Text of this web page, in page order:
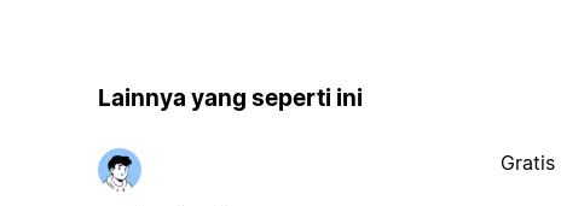
Lainnya yang seperti ini
Gratis